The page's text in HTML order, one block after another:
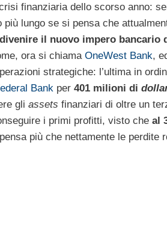
finanziaria dello scorso anno:
più lungo se si pensa che
il nuovo impero bancario
ora si chiama OneWest Bank,
strategiche: l’ultima in
Bank per 401 milioni di
gli assets finanziari di oltre un
i primi profitti, visto che al
più che nettamente le perdite